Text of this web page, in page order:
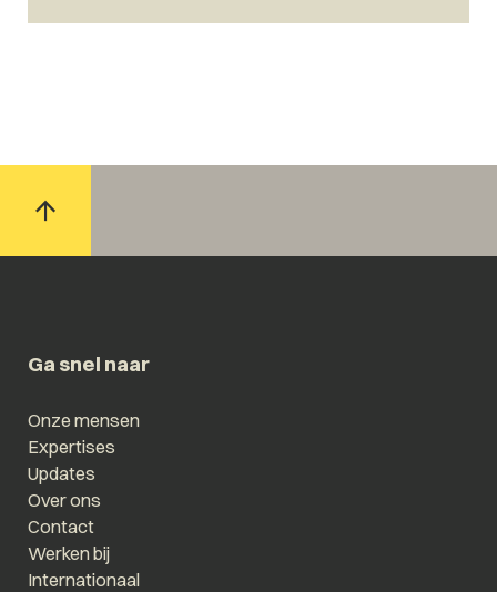
Ga snel naar
Onze mensen
Expertises
Updates
Over ons
Contact
Werken bij
Internationaal